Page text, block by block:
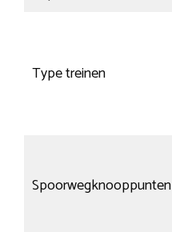
Type treinen
Spoorwegknooppunten